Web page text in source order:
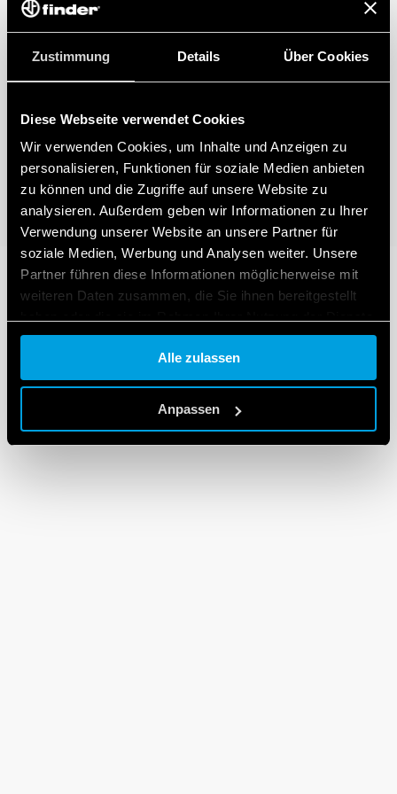
Zustimmung Details Über Cookies
Diese Webseite verwendet Cookies
Wir verwenden Cookies, um Inhalte und Anzeigen zu
personalisieren, Funktionen für soziale Medien anbieten
zu können und die Zugriffe auf unsere Website zu
analysieren. Außerdem geben wir Informationen zu Ihrer
Verwendung unserer Website an unsere Partner für
soziale Medien, Werbung und Analysen weiter. Unsere
Partner führen diese Informationen möglicherweise mit
weiteren Daten zusammen, die Sie ihnen bereitgestellt
gesammelt haben.
Cookie policy.
Alle zulassen
Anpassen